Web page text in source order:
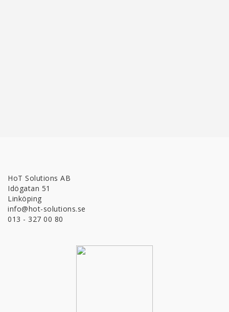
HoT Solutions AB
Idögatan 51
Linköping
info@hot-solutions.se
013 - 327 00 80